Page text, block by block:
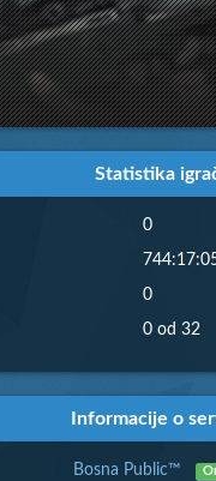
Statistika
0
0
0 od 32
Informacije o
Bosna Public™